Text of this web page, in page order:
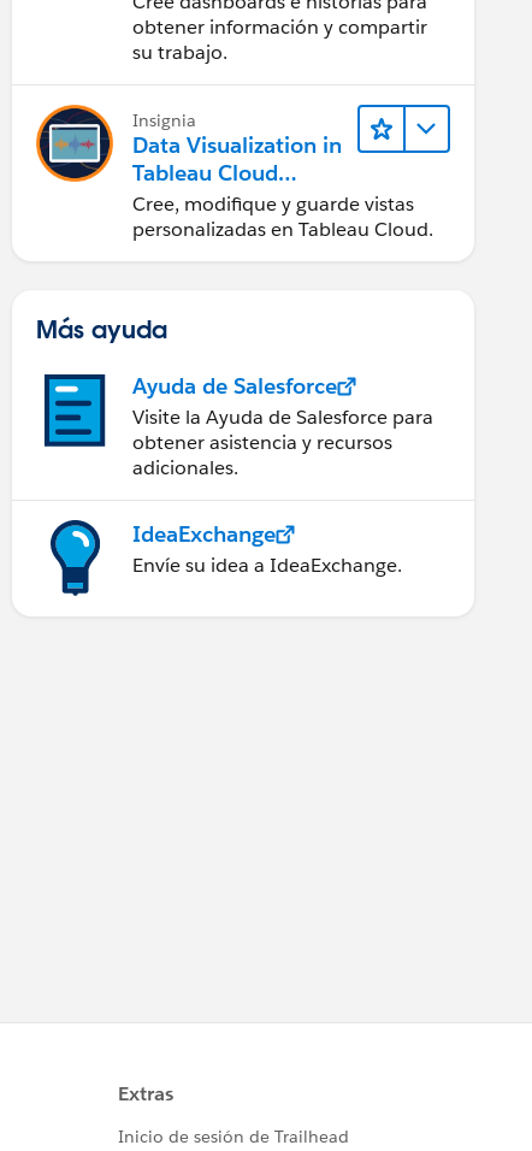
(Presentación de
datos y publicación
en Tableau Desktop)
obtener información y compartir
su trabajo.
Insignia
Data Visualization in
Tableau Cloud
(Visualización de
datos en Tableau
Cloud)
Cree, modifique y guarde vistas
personalizadas en Tableau Cloud.
Más ayuda
Ayuda de Salesforce
Visite la Ayuda de Salesforce para
obtener asistencia y recursos
adicionales.
IdeaExchange
Envíe su idea a IdeaExchange.